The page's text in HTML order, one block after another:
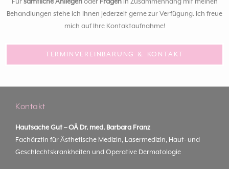
Für sämtliche Anliegenoder Fragenin Zusammenhang mit meinen
Behandlungen stehe ich Ihnen jederzeit gerne zur Verfügung. Ich freue
mich auf Ihre Kontaktaufnahme!
TERMINVEREINBARUNG & KONTAKT
Kontakt
Hautsache Gut –OÄ Dr. med. Barbara Franz
Fachärztin für Ästhetische Medizin, Lasermedizin, Haut- und
Geschlechtskrankheiten und Operative Dermatologie